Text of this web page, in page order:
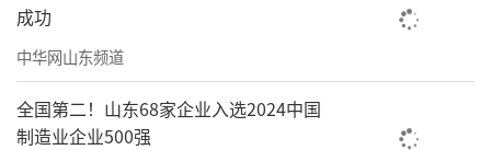
成功
中华网山东频道
全国第二！山东68家企业入选2024中国
制造业企业500强